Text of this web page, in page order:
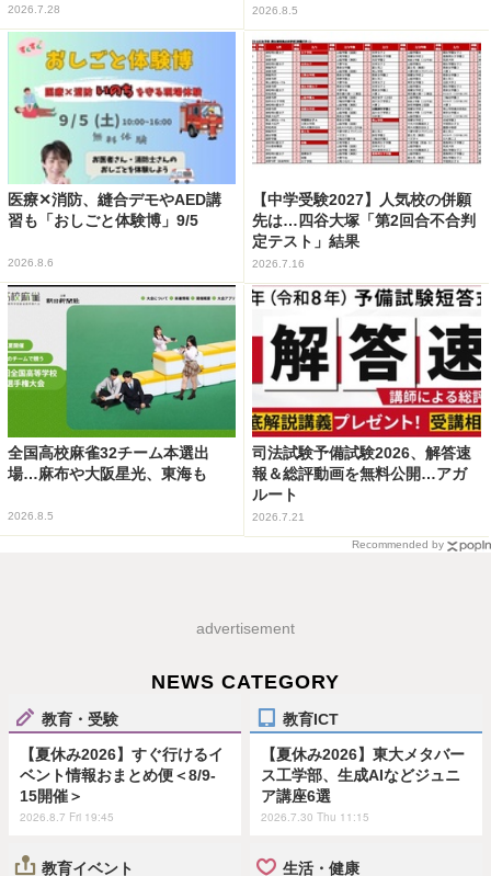
2026.7.28 2026.8.5
医療✕消防、縫合デモやAED講
習も「おしごと体験博」9/5
2026.8.6
【中学受験2027】人気校の併願
先は…四谷大塚「第2回合不合判
定テスト」結果
2026.7.16
全国高校麻雀32チーム本選出
場…麻布や大阪星光、東海も
2026.8.5
司法試験予備試験2026、解答速
報＆総評動画を無料公開…アガ
ルート
2026.7.21
Recommended by
advertisement
NEWS CATEGORY
教育・受験
【夏休み2026】すぐ行けるイ
ベント情報おまとめ便＜8/9-
15開催＞
2026.8.7 Fri 19:45
教育ICT
【夏休み2026】東大メタバー
ス工学部、生成AIなどジュニ
ア講座6選
2026.7.30 Thu 11:15
教育イベント 生活・健康